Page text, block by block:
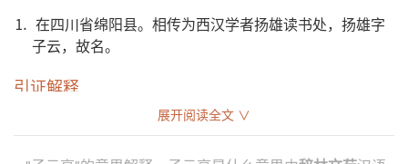
⒈ 在四川省绵阳县。相传为西汉学者扬雄读书处，扬雄字
子云，故名。
引证解释
⒈ 在 四川省 绵阳县。相传为 西汉 学者 扬雄 读书处， 扬
展开阅读全文 ∨